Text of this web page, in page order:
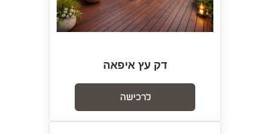
דק עץ איפאה
לרכישה